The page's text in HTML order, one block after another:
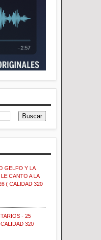
GELFO Y LA
CANTO A LA
( CALIDAD 320
- 25
320